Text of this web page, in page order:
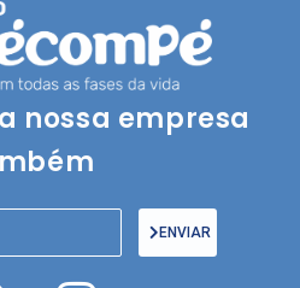
nossa empresa
ENVIAR